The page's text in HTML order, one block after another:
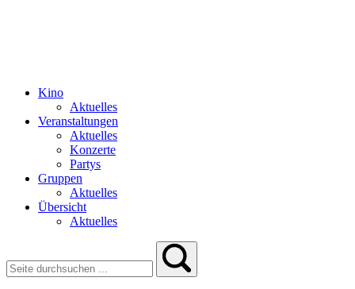
Kino
Aktuelles
Veranstaltungen
Aktuelles
Konzerte
Partys
Gruppen
Aktuelles
Übersicht
Aktuelles